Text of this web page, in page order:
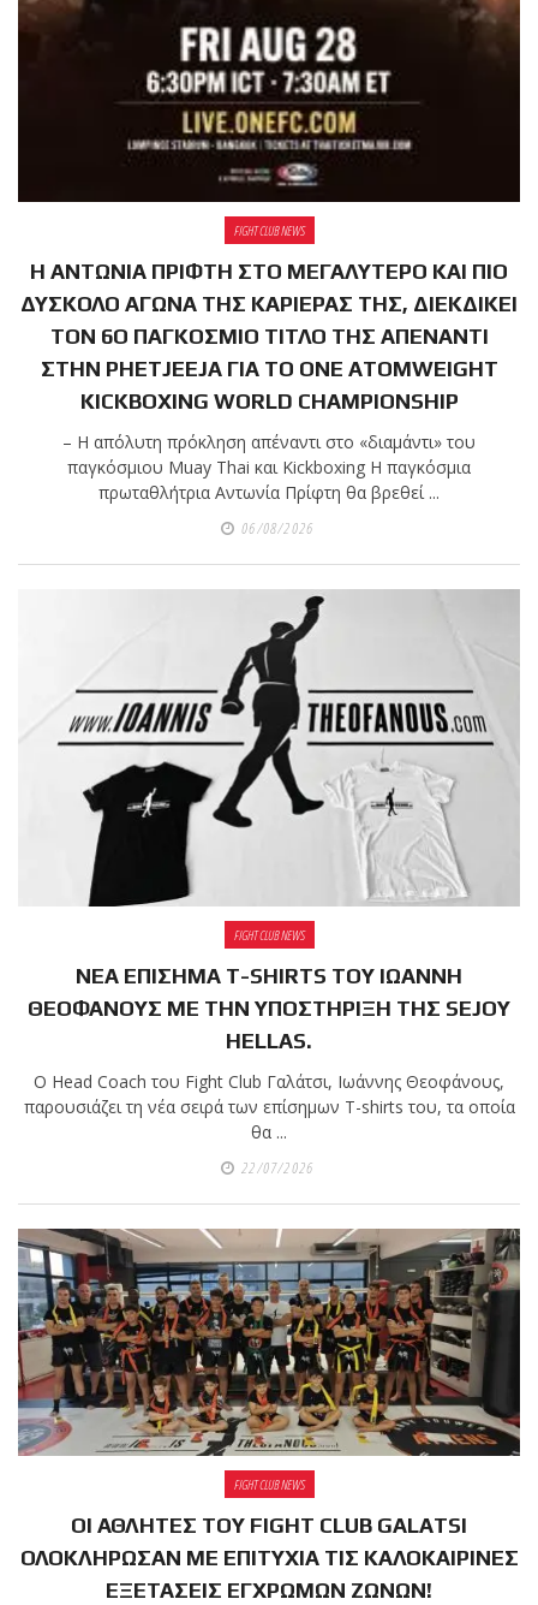
Ιωάννη
Θεοφάνους
με την υποστήριξη της
Οι αθλητές
του Fight
Club Galatsi
ολοκλήρωσαν με επιτυχία
τις καλοκαιρινές
εξετάσεις έγχρωμων
ζωνών!
Με μεγάλη
επιτυχία
πραγματοποιήθηκε το
Grand Master Reyson
Gracie στο Fight Club
Galatsi!
Ο
Κορυφαίος
Βραζιλιάνος προπονητής
Reyson Gracie Red Belt 9th
Degree, σε σεμινάριο BJJ
για λίγους, στο Fight Club
FIGHT CLUB NEWS
Η ΑΝΤΩΝΙΑ ΠΡΙΦΤΗ ΣΤΟ ΜΕΓΑΛΥΤΕΡΟ ΚΑΙ ΠΙΟ
ΔΥΣΚΟΛΟ ΑΓΩΝΑ ΤΗΣ ΚΑΡΙΕΡΑΣ ΤΗΣ, ΔΙΕΚΔΙΚΕΙ
ΤΟΝ 6Ο ΠΑΓΚΟΣΜΙΟ ΤΙΤΛΟ ΤΗΣ ΑΠΕΝΑΝΤΙ
ΣΤΗΝ PHETJEEJA ΓΙΑ ΤΟ ONE ATOMWEIGHT
KICKBOXING WORLD CHAMPIONSHIP
– Η απόλυτη πρόκληση απέναντι στο «διαμάντι» του
παγκόσμιου Muay Thai και Kickboxing Η παγκόσμια
πρωταθλήτρια Αντωνία Πρίφτη θα βρεθεί ...
06/08/2026
FIGHT CLUB NEWS
ΝΕΑ ΕΠΙΣΗΜΑ T-SHIRTS ΤΟΥ ΙΩΑΝΝΗ
ΘΕΟΦΑΝΟΥΣ ΜΕ ΤΗΝ ΥΠΟΣΤΗΡΙΞΗ ΤΗΣ SEJOY
HELLAS.
Ο Head Coach του Fight Club Γαλάτσι, Ιωάννης Θεοφάνους,
παρουσιάζει τη νέα σειρά των επίσημων T-shirts του, τα οποία
θα ...
22/07/2026
FIGHT CLUB NEWS
ΟΙ ΑΘΛΗΤΕΣ ΤΟΥ FIGHT CLUB GALATSI
ΟΛΟΚΛΗΡΩΣΑΝ ΜΕ ΕΠΙΤΥΧΙΑ ΤΙΣ ΚΑΛΟΚΑΙΡΙΝΕΣ
ΕΞΕΤΑΣΕΙΣ ΕΓΧΡΩΜΩΝ ΖΩΝΩΝ!